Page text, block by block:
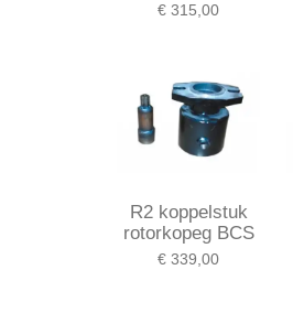
€ 315,00
R2 koppelstuk
rotorkopeg BCS
€ 339,00